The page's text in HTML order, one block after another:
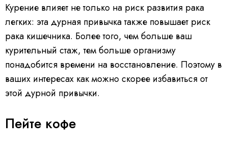
Курение влияет не только на риск развития рака
легких: эта дурная привычка также повышает риск
рака кишечника. Более того, чем больше ваш
курительный стаж, тем больше организму
понадобится времени на восстановление. Поэтому в
ваших интересах как можно скорее избавиться от
этой дурной привычки.
Пейте кофе